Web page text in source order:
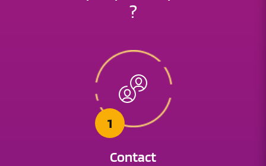
?
1
Contact